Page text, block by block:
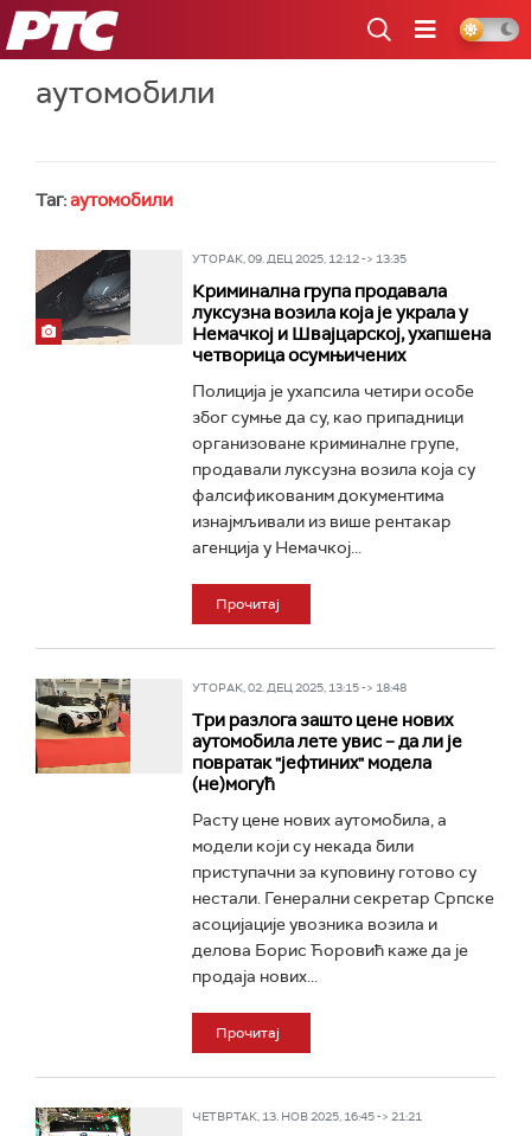
РТС
аутомобили
Таг:аутомобили
УТОРАК, 09. ДЕЦ 2025, 12:12 -> 13:35
Криминална група продавала
луксузна возила која је украла у
Немачкој и Швајцарској, ухапшена
четворица осумњичених
Полиција је ухапсила четири особе
због сумње да су, као припадници
организоване криминалне групе,
продавали луксузна возила која су
фалсификованим документима
изнајмљивали из више рентакар
агенција у Немачкој...
Прочитај
УТОРАК, 02. ДЕЦ 2025, 13:15 -> 18:48
Три разлога зашто цене нових
аутомобила лете увис – да ли је
повратак "јефтиних" модела
(не)могућ
Расту цене нових аутомобила, а
модели који су некада били
приступачни за куповину готово су
нестали. Генерални секретар Српске
асоцијације увозника возила и
делова Борис Ћоровић каже да је
продаја нових...
Прочитај
ЧЕТВРТАК, 13. НОВ 2025, 16:45 -> 21:21